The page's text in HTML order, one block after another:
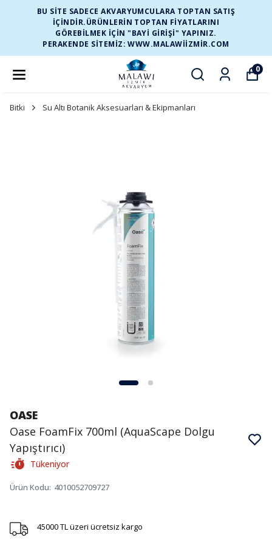
BU SİTE SADECE AKVARYUMCULARA TOPTAN SATIŞ
İÇİNDİR.ÜRÜNLERİN TOPTAN FİYATLARINI
GÖREBİLMEK İÇİN "BAYİ GİRİŞİ" YAPINIZ.
PERAKENDE SİTEMİZ: WWW.MALAWIIZMIR.COM
0
Bitki Su Altı Botanik Aksesuarları & Ekipmanları
OASE
Oase FoamFix 700ml (AquaScape Dolgu
Yapıştırıcı)
Tükeniyor
Ürün Kodu: 4010052709727
45000 TL üzeri ücretsiz kargo